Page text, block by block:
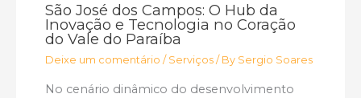
São José dos Campos: O Hub da
Inovação e Tecnologia no Coração
do Vale do Paraíba
Deixe um comentário / Serviços / By Sergio Soares
No cenário dinâmico do desenvolvimento